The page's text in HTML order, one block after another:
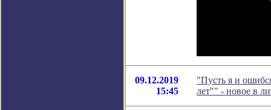
09.12.2019
15:45
"Пусть я и
лет"" - новое в